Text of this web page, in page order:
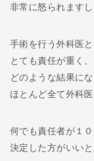
非常に怒られますし
手術を行う外科医
とても責任が重く、
どのような結果に
ほとんど全て外科
何でも責任者が１０
決定した方がいいと